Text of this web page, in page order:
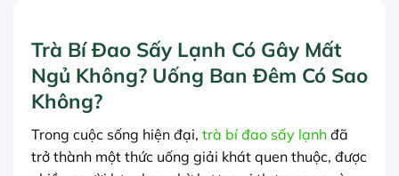
Trà Bí Đao Sấy Lạnh Có Gây Mất
Ngủ Không? Uống Ban Đêm Có Sao
Không?
Trong cuộc sống hiện đại, trà bí đao sấy lạnh đã
trở thành một thức uống giải khát quen thuộc, được